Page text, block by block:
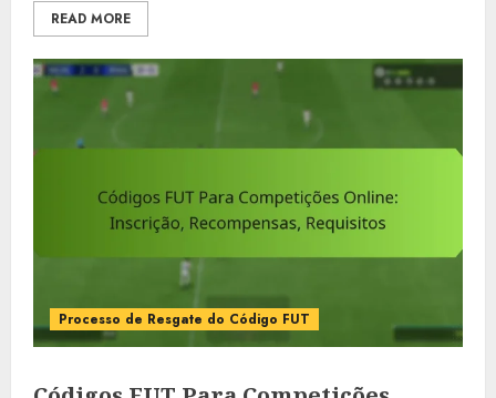
READ MORE
Processo de Resgate do Código FUT